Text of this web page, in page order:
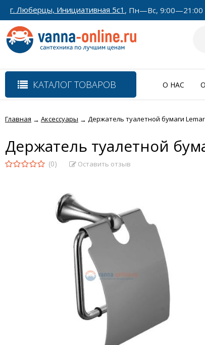
г. Люберцы, Инициативная 5с1 , Пн—Вс, 9:00—21:00
КАТАЛОГ ТОВАРОВ О НАС
Главная → Аксессуары → Держатель туалетной бумаги
Держатель туалетной
(0) Оставить отзыв